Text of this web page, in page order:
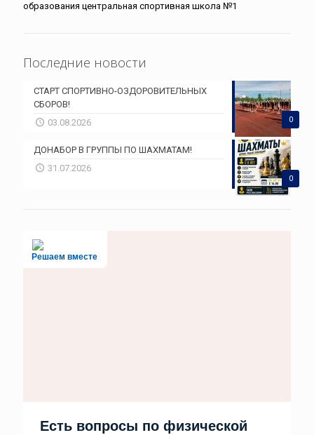
образования центральная спортивная школа №1
Последние новости
0
СТАРТ СПОРТИВНО-ОЗДОРОВИТЕЛЬНЫХ
СБОРОВ!
03.08.2026
0
ДОНАБОР В ГРУППЫ ПО ШАХМАТАМ!
31.07.2026
Решаем вместе
Есть вопросы по физической